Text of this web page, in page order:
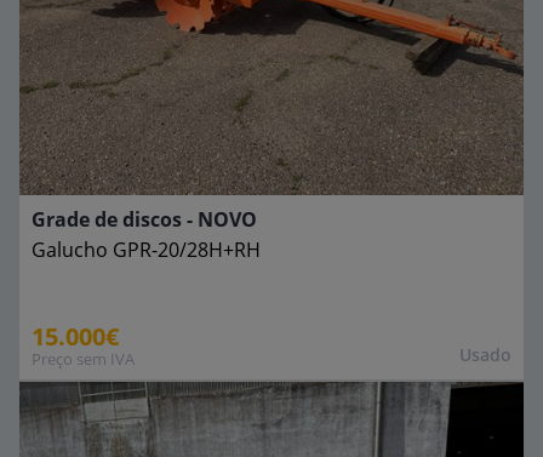
Usado
Grade de discos - NOVO
Galucho GPR-20/28H+RH
15.000€
Preço sem IVA